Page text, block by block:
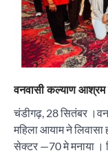
वनवासी कल्याण आश्रम
चंडीगढ़, 28 सितंबर
महिला आयाम ने
सेक्टर —70 मे मनाया ।
3
4